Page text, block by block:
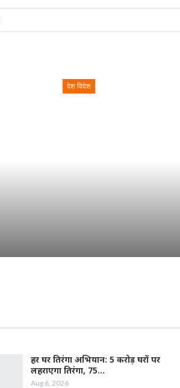
देश विदेश
हर घर तिरंगा अभियान: 5 करोड़ घरों पर
लहराएगा तिरंगा, 75…
Aug 6, 2026